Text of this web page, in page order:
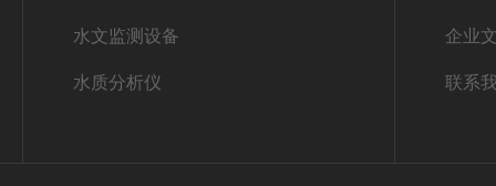
水文监测设备
水质分析仪
企业
联系